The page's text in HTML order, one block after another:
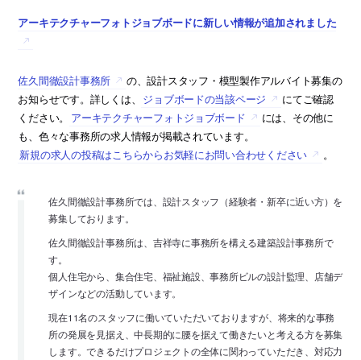
アーキテクチャーフォトジョブボードに新しい情報が追加されました
佐久間徹設計事務所
の、設計スタッフ・模型製作アルバイト募集の
お知らせです。詳しくは、
ジョブボードの当該ページ
にてご確認
ください。
アーキテクチャーフォトジョブボード
には、その他に
も、色々な事務所の求人情報が掲載されています。
新規の求人の投稿はこちらからお気軽にお問い合わせください
。
佐久間徹設計事務所では、設計スタッフ（経験者・新卒に近い方）を
募集しております。
佐久間徹設計事務所は、吉祥寺に事務所を構える建築設計事務所で
す。
個人住宅から、集合住宅、福祉施設、事務所ビルの設計監理、店舗デ
ザインなどの活動しています。
現在11名のスタッフに働いていただいておりますが、将来的な事務
所の発展を見据え、中長期的に腰を据えて働きたいと考える方を募集
します。できるだけプロジェクトの全体に関わっていただき、対応力